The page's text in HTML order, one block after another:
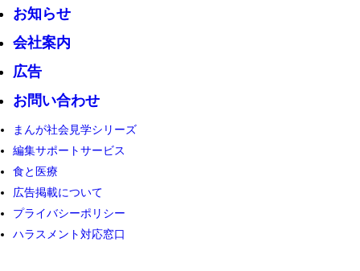
お知らせ
会社案内
広告
お問い合わせ
まんが社会見学シリーズ
編集サポートサービス
食と医療
広告掲載について
プライバシーポリシー
ハラスメント対応窓口